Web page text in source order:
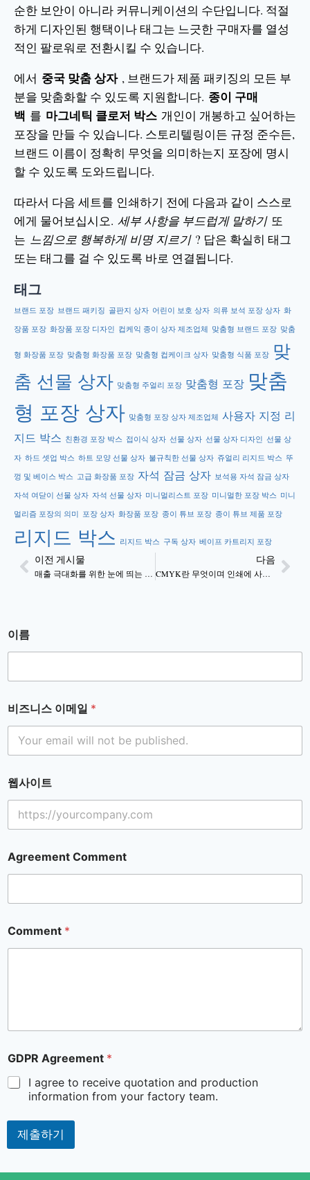
순한 보안이 아니라 커뮤니케이션의 수단입니다. 적절
하게 디자인된 행택이나 태그는 느긋한 구매자를 열성
적인 팔로워로 전환시킬 수 있습니다.
에서 중국 맞춤 상자 , 브랜드가 제품 패키징의 모든 부
분을 맞춤화할 수 있도록 지원합니다. 종이 구매
백 를 마그네틱 클로저 박스 개인이 개봉하고 싶어하는
포장을 만들 수 있습니다. 스토리텔링이든 규정 준수든,
브랜드 이름이 정확히 무엇을 의미하는지 포장에 명시
할 수 있도록 도와드립니다.
따라서 다음 세트를 인쇄하기 전에 다음과 같이 스스로
에게 물어보십시오. 세부 사항을 부드럽게 말하기 또
는 느낌으로 행복하게 비명 지르기 ? 답은 확실히 태그
또는 태그를 걸 수 있도록 바로 연결됩니다.
태그
브랜드 포장 브랜드 패키징 골판지 상자 어린이 보호 상자 의류 보석 포장 상자 화
장품 포장 화장품 포장 디자인 컵케익 종이 상자 제조업체 맞춤형 브랜드 포장 맞춤
형 화장품 포장 맞춤형 화장품 포장 맞춤형 컵케이크 상자 맞춤형 식품 포장 맞
춤 선물 상자 맞춤형 주얼리 포장 맞춤형 포장 맞춤
형 포장 상자 맞춤형 포장 상자 제조업체 사용자 지정 리
지드 박스 친환경 포장 박스 접이식 상자 선물 상자 선물 상자 디자인 선물 상
자 하드 셋업 박스 하트 모양 선물 상자 불규칙한 선물 상자 쥬얼리 리지드 박스 뚜
껑 및 베이스 박스 고급 화장품 포장 자석 잠금 상자 보석용 자석 잠금 상자
자석 여닫이 선물 상자 자석 선물 상자 미니멀리스트 포장 미니멀한 포장 박스 미니
멀리즘 포장의 의미 포장 상자 화장품 포장 종이 튜브 포장 종이 튜브 제품 포장
리지드 박스 리지드 박스 구독 상자 베이프 카트리지 포장
이전 게시물
매출 극대화를 위한 눈에 띄는 맞춤형 디스플레이 박스
다음
CMYK란 무엇이며 인쇄에 사용되는 이유는 무엇인가요?
이름
비즈니스 이메일 *
웹사이트
Agreement Comment
Comment *
GDPR Agreement *
I agree to receive quotation and production
information from your factory team.
제출하기